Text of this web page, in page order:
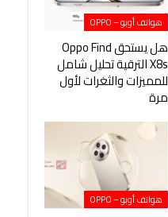
هواتف أوبو – OPPO
هل يستحق Oppo Find
X8s الترقية تحليل شامل
للمميزات والثغرات لأول
مرة
هواتف أوبو – OPPO